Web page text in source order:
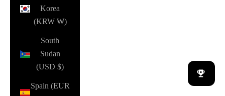
Korea
(KRW ₩)
South
Sudan
(USD $)
Spain (EUR